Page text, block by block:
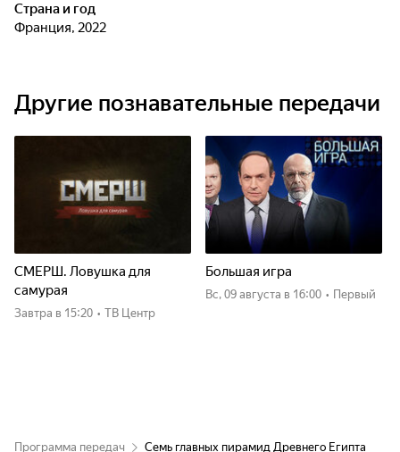
Страна и год
Франция, 2022
Другие познавательные передачи
СМЕРШ. Ловушка для
самурая
Завтра в 15:20 • ТВ Центр
Большая игра
вс, 09 августа в 16:00 • Первый
Программа передач Семь главных пирамид Древнего Египта